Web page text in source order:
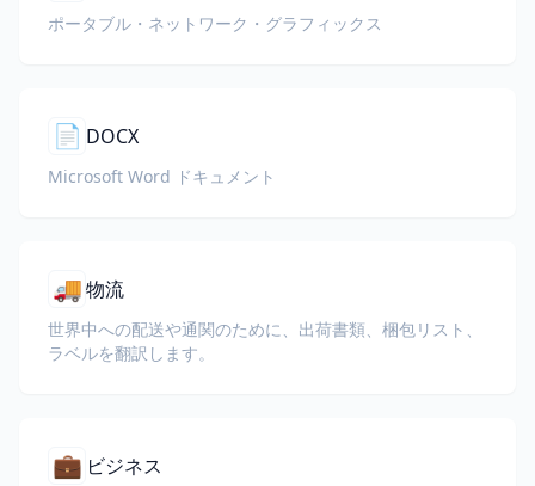
ポータブル・ネットワーク・グラフィックス
📄 DOCX
Microsoft Word ドキュメント
🚚物流
世界中への配送や通関のために、出荷書類、梱包リスト、
ラベルを翻訳します。
💼 ビジネス